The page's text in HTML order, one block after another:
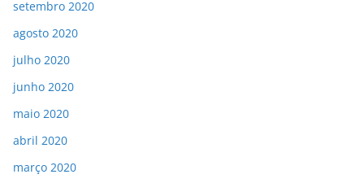
setembro 2020
agosto 2020
julho 2020
junho 2020
maio 2020
abril 2020
março 2020